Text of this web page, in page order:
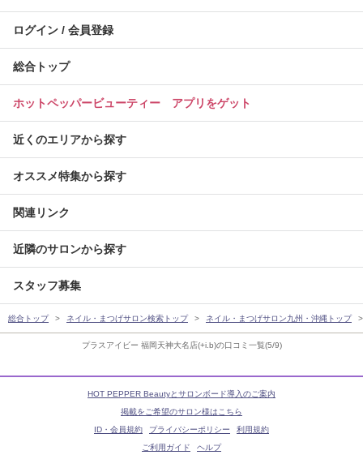
プラスアイビー 福岡天神大名店(+i.b)の口コミ一覧(5/9)
ログイン / 会員登録
総合トップ
ホットペッパービューティー アプリをゲット
近くのエリアから探す
オススメ特集から探す
関連リンク
近隣のサロンから探す
スタッフ募集
総合トップ ネイル・まつげサロン検索トップ ネイル・まつげサロン九州・沖縄トップ
HOT PEPPER Beautyとサロンボード導入のご案内
掲載をご希望のサロン様はこちら
ID・会員規約
プライバシーポリシー
利用規約
ご利用ガイド
ヘルプ